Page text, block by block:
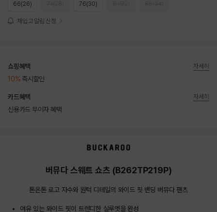
66(26) 76(30)
재입고 알림 신청
쇼핑혜택
10% 즉시할인
자세히
카드혜택
신용카드 무이자 혜택
자세히
버뮤다 스웨트 쇼츠 (B262TP219P)
톤온톤 로고 자수와 원턱 디테일의 와이드 핏 밴딩 버뮤다 팬츠
여유 있는 와이드 핏이 트렌디한 실루엣을 완성